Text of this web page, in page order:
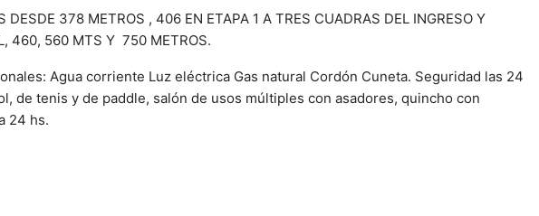
DESDE 378 METROS , 406 EN ETAPA 1 A TRES CUADRAS DEL INGRESO Y
460, 560 MTS Y 750 METROS.
Agua corriente Luz eléctrica Gas natural Cordón Cuneta. Seguridad las 24
de tenis y de paddle, salón de usos múltiples con asadores, quincho con
24 hs.